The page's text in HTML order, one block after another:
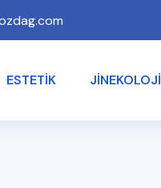
ESTETIK JINEKOLOJI